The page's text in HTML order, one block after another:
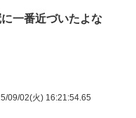
一番近づいたよな
09/02(火) 16:21:54.65